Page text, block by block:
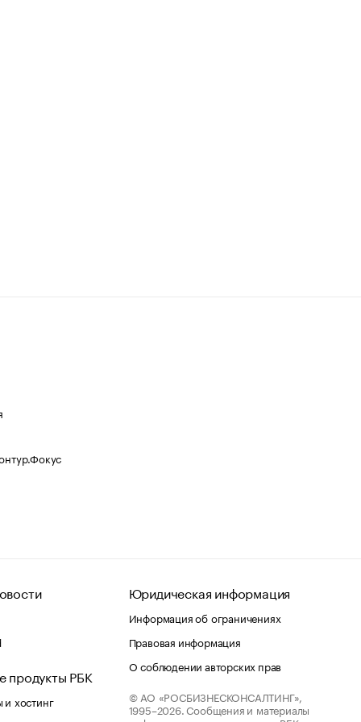
продукты РБК
хостинг
Юридическая информация
Информация об ограничениях
Правовая информация
О соблюдении авторских прав
© АО «РОСБИЗНЕСКОНСАЛТИНГ»,
1995–2026. Сообщения и материалы